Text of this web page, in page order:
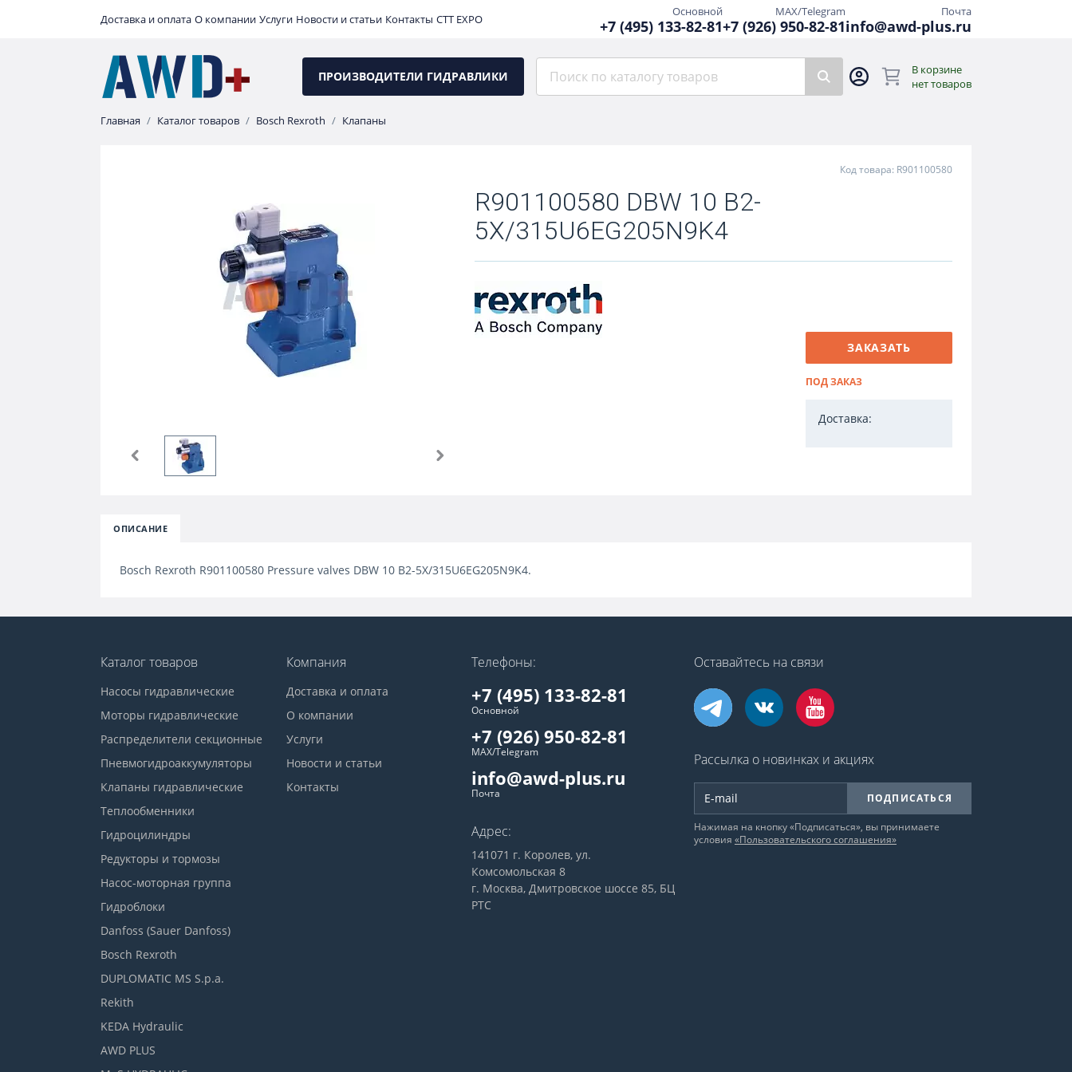
Доставка и оплата О компании Услуги Новости и статьи Контакты CTT EXPO +7 (495) 133-82-81
Основной
+7 (926) 950-82-81
MAX/Telegram
info@awd-plus.ru
Почта
ПРОИЗВОДИТЕЛИ ГИДРАВЛИКИ
В корзине
нет товаров
Главная Каталог товаров Bosch Rexroth Клапаны
Код товара: R901100580
R901100580 DBW 10 B2-
5X/315U6EG205N9K4
ЗАКАЗАТЬ
ПОД ЗАКАЗ
Доставка:
ОПИСАНИЕ
Bosch Rexroth R901100580 Pressure valves DBW 10 B2-5X/315U6EG205N9K4.
Каталог товаров
Насосы гидравлические
Моторы гидравлические
Распределители секционные
Пневмогидроаккумуляторы
Клапаны гидравлические
Теплообменники
Гидроцилиндры
Редукторы и тормозы
Насос-моторная группа
Гидроблоки
Danfoss (Sauer Danfoss)
Bosch Rexroth
DUPLOMATIC MS S.p.a.
Rekith
KEDA Hydraulic
AWD PLUS
Компания
Доставка и оплата
О компании
Услуги
Новости и статьи
Контакты
Телефоны:
+7 (495) 133-82-81
Основной
+7 (926) 950-82-81
MAX/Telegram
info@awd-plus.ru
Почта
Адрес:
141071 г. Королев, ул.
Комсомольская 8
г. Москва, Дмитровское шоссе 85, БЦ
РТС
Оставайтесь на связи
Рассылка о новинках и акциях
ПОДПИСАТЬСЯ
Нажимая на кнопку «Подписаться», вы принимаете
условия «Пользовательского соглашения»